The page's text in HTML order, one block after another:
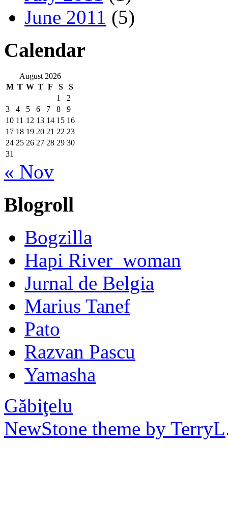
June 2011 (5)
Calendar
August 2026
M T W T F S
S
1
2
3
4 5 6 7 8
9
10 11 12 13 14 15 16
17 18 19 20 21 22 23
24 25 26 27 28 29 30
31
« Nov
Blogroll
Bogzilla
Hapi River_woman
Jurnal de Belgia
Marius Tanef
Pato
Razvan Pascu
Yamasha
Găbiţelu
NewStone theme by TerryL